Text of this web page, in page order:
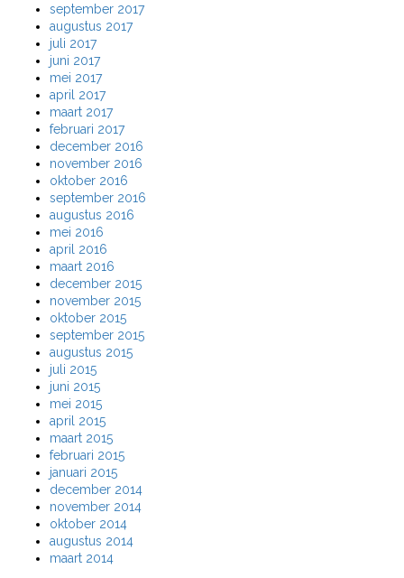
september 2017
augustus 2017
juli 2017
juni 2017
mei 2017
april 2017
maart 2017
februari 2017
december 2016
november 2016
oktober 2016
september 2016
augustus 2016
mei 2016
april 2016
maart 2016
december 2015
november 2015
oktober 2015
september 2015
augustus 2015
juli 2015
juni 2015
mei 2015
april 2015
maart 2015
februari 2015
januari 2015
december 2014
november 2014
oktober 2014
augustus 2014
maart 2014